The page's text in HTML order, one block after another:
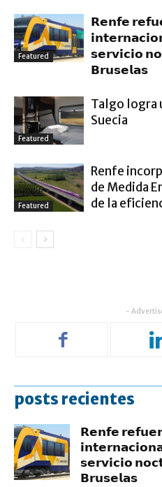
Featured
𝗥𝗲𝗻𝗳𝗲
𝘀𝗲𝗿𝘃𝗶𝗰𝗶𝗼
𝗕𝗿𝘂𝘀𝗲𝗹𝗮𝘀
Featured
Talgo logra
Suecia
Featured
Renfe
de Medida
de la
-
posts recientes
𝗥𝗲𝗻𝗳𝗲
𝘀𝗲𝗿𝘃𝗶𝗰𝗶𝗼
𝗕𝗿𝘂𝘀𝗲𝗹𝗮𝘀